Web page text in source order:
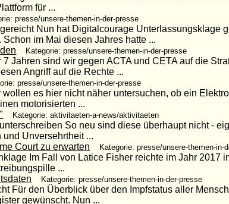
für ...
presse/unsere-themen-in-der-presse
Nun hat Digitalcourage Unterlassungsklage
im Mai diesen Jahres hatte ...
Kategorie: presse/unsere-themen-in-der-presse
Jahren sind wir gegen ACTA und CETA auf die
Angriff auf die Rechte ...
presse/unsere-themen-in-der-presse
es hier nicht näher untersuchen, ob ein
motorisierten ...
Kategorie: aktivitaeten-a-news/aktivitaeten
So neu sind diese überhaupt nicht -
Unversehrtheit ...
Court zu erwarten Kategorie: presse/unsere-themen-in-
Im Fall von Latice Fisher reichte im Jahr 2017
...
Kategorie: presse/unsere-themen-in-der-presse
Für den Überblick über den Impfstatus aller
gewünscht. Nun ...